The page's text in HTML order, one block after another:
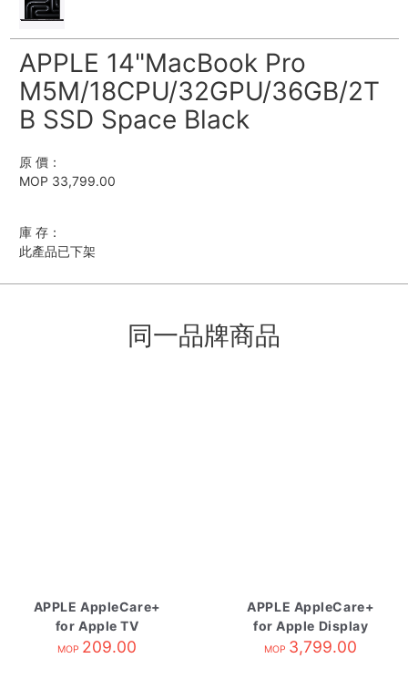
APPLE 14"MacBook Pro
M5M/18CPU/32GPU/36GB/2T
B SSD Space Black
原 價：
MOP 33,799.00
庫 存：
此產品已下架
同一品牌商品
APPLE AppleCare+
for Apple TV
MOP 209.00
APPLE AppleCare+
for Apple Display
MOP 3,799.00